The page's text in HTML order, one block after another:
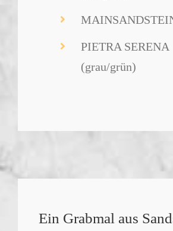
PIETRA SERENA
(grau/grün)
Ein Grabmal aus